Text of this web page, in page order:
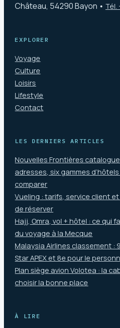
Château, 54290 Bayon • Tél.
EXPLORER
Voyage
Culture
Loisirs
Lifestyle
Contact
LES DERNIERS ARTICLES
Nouvelles Frontières
adresses, six gammes
comparer
Vueling : tarifs, service client
de réserver
Hajj, Omra, vol + hôtel : ce qui
du voyage à la Mecque
Malaysia Airlines classement :
Star APEX et 8e pour le
Plan siège avion Volotea : la
choisir la bonne place
À LIRE